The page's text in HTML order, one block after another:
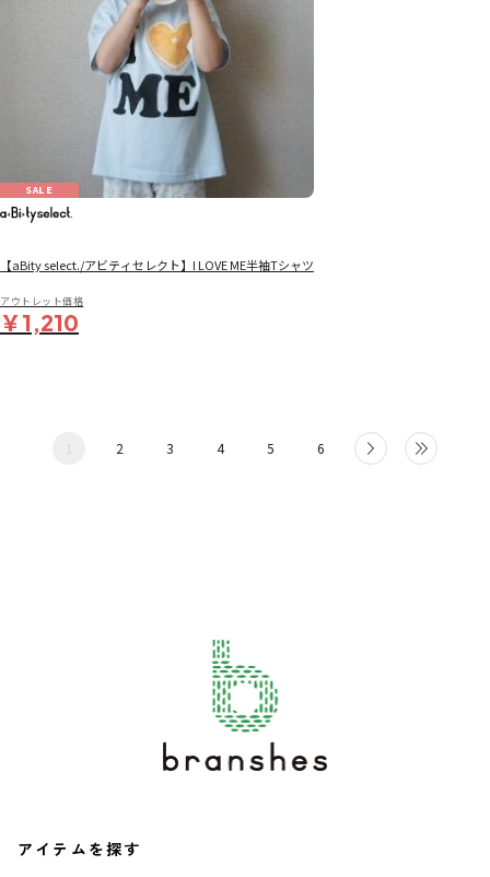
SALE
【aBity select./アビティセレクト】I LOVE ME半袖Tシャツ
アウトレット価格
￥1,210
2 3 4 5 6
アイテムを探す